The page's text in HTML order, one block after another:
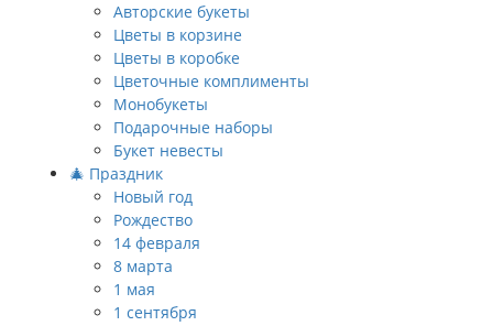
Авторские букеты
Цветы в корзине
Цветы в коробке
Цветочные комплименты
Монобукеты
Подарочные наборы
Букет невесты
🎄 Праздник
Новый год
Рождество
14 февраля
8 марта
1 мая
1 сентября